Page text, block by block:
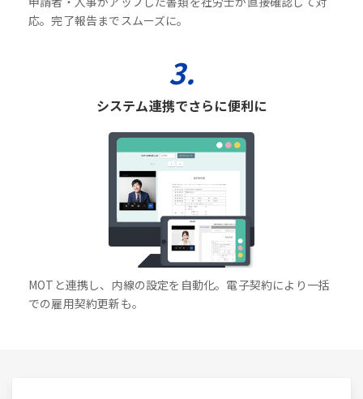
応。完了報告までスムーズに。
3.
システム連携でさらに便利に
MOTと連携し、内線の設定を自動化。電子契約により一括
での雇用契約更新も。